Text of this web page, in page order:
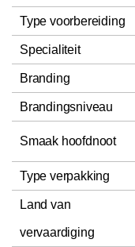
Type voorbereiding
Specialiteit
Branding
Brandingsniveau
Smaak hoofdnoot
Type verpakking
Land van
vervaardiging